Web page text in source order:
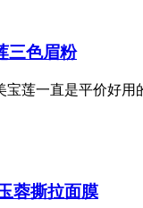
三色眉粉
莲一直是平价好
蓉撕拉面膜